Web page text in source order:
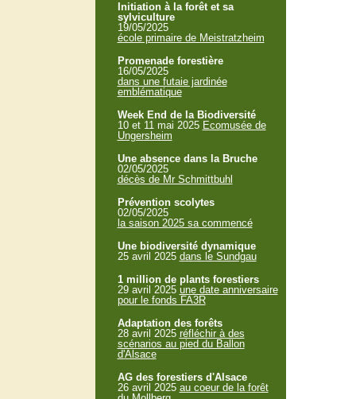
Initiation à la forêt et sa
sylviculture
19/05/2025
école primaire de Meistratzheim
Promenade forestière
16/05/2025
dans une futaie jardinée
emblématique
Week End de la Biodiversité
10 et 11 mai 2025 Ecomusée de
Ungersheim
Une absence dans la Bruche
02/05/2025
décès de Mr Schmittbuhl
Prévention scolytes
02/05/2025
la saison 2025 sa commencé
Une biodiversité dynamique
25 avril 2025 dans le Sundgau
1 million de plants forestiers
29 avril 2025 une date anniversaire
pour le fonds FA3R
Adaptation des forêts
28 avril 2025 réfléchir à des
scénarios au pied du Ballon
d'Alsace
AG des forestiers d'Alsace
26 avril 2025 au coeur de la forêt